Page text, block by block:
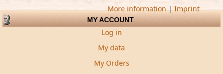
MY ACCOUNT
Log in
My data
My Orders
More information|Imprint